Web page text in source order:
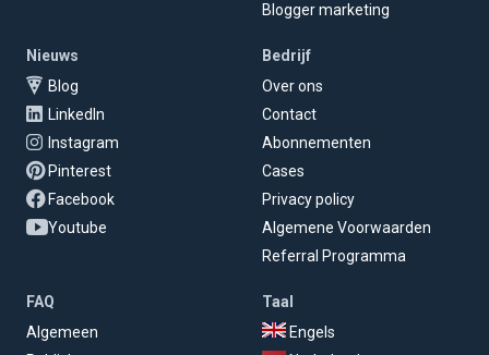
Blogger marketing
Nieuws
Blog
LinkedIn
Instagram
Pinterest
Facebook
Youtube
Bedrijf
Over ons
Contact
Abonnementen
Cases
Privacy policy
Algemene Voorwaarden
Referral Programma
FAQ
Algemeen
Taal
Engels